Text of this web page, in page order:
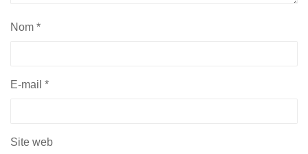
Nom *
E-mail *
Site web